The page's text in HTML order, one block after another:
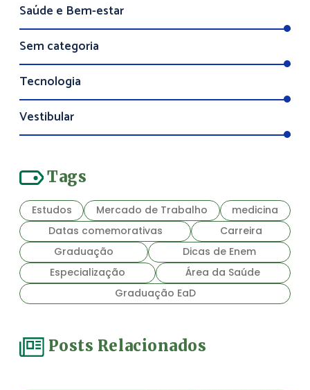
Saúde e Bem-estar
Sem categoria
Tecnologia
Vestibular
Tags
Estudos Mercado de Trabalho
medicina
Datas comemorativas
Carreira
Graduação
Dicas de Enem
Especialização
Área da Saúde
Graduação EaD
Posts Relacionados